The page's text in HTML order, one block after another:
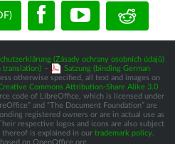
(Zásady ochrany osobních údajů)
translation) -
Satzung (binding German
otherwise specified, all text and images on
Commons Attribution-Share Alike 3.0
code of LibreOffice, which is licensed under
and “The Document Foundation” are
registered owners or are in actual use as
respective logos and icons are also subject
is explained in our trademark policy
on OpenOffice.org.